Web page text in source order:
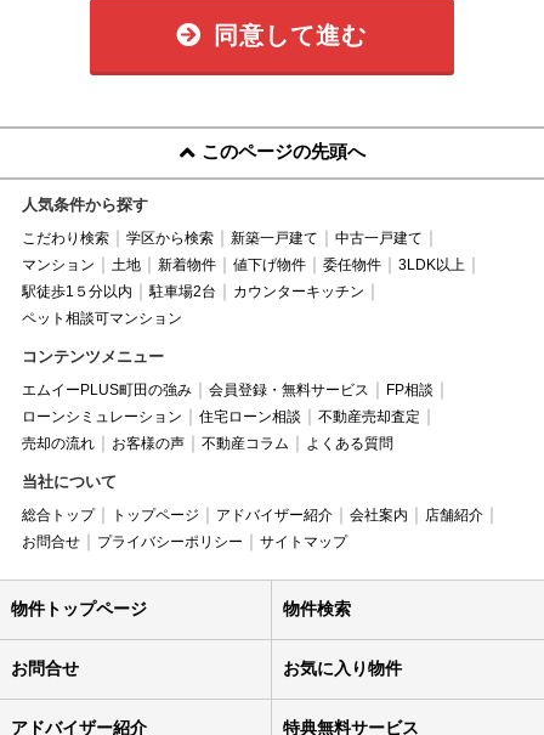
同意して進む
このページの先頭へ
人気条件から探す
こだわり検索 学区から検索 新築一戸建て
中古一戸建て
マンション
土地 新着物件 値下げ物件 委任物件
3LDK以上
駅徒歩1５分以内
駐車場2台
カウンターキッチン
ペット相談可マンション
コンテンツメニュー
エムイーPLUS町田の強み 会員登録・無料サービス
FP相談
ローンシミュレーション
住宅ローン相談
不動産売却査定
売却の流れ
お客様の声 不動産コラム よくある質問
当社について
総合トップ トップページ アドバイザー紹介 会社案内
店舗紹介
お問合せ
プライバシーポリシー サイトマップ
物件トップページ 物件検索
お問合せ お気に入り物件
アドバイザー紹介 特典無料サービス